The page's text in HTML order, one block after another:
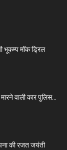
भूकम्प मॉक ड्रिल
वाली कार पुलिस...
की रजत जयंती